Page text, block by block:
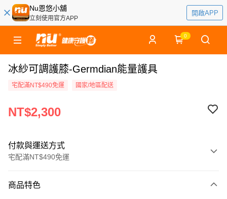
Nu恩悠小舖
立刻使用官方APP
開啟APP
0
冰紗可調護膝-Germdian能量護具
宅配滿NT$490免運 國家/地區配送
NT$2,300
付款與運送方式
宅配滿NT$490免運
信用卡一次付款
商品特色